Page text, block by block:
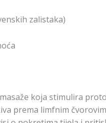
zalistaka)
koja stimulira
prema limfnim